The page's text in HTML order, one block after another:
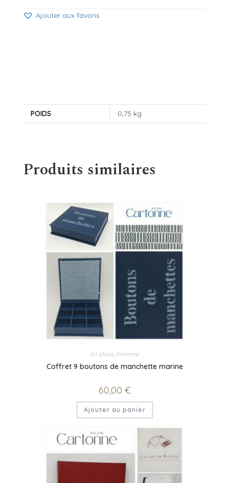
Ajouter aux favoris
POIDS 0,75 kg
Produits similaires
En stock, Homme
Coffret 9 boutons de manchette marine
60,00 €
Ajouter au panier